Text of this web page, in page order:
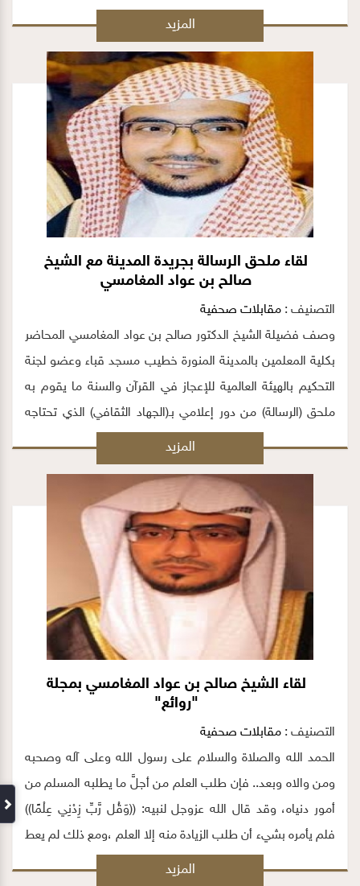
المزيد
لقاء ملحق الرسالة بجريدة المدينة مع الشيخ
صالح بن عواد المغامسي
التصنيف : مقابلات صحفية
وصف فضيلة الشيخ الدكتور صالح بن عواد المغامسي المحاضر
بكلية المعلمين بالمدينة المنورة خطيب مسجد قباء وعضو لجنة
التحكيم بالهيئة العالمية للإعجاز في القرآن والسنة ما يقوم به
ملحق (الرسالة) من دور إعلامي بـ(الجهاد الثقافي) الذي تحتاجه
المزيد
لقاء الشيخ صالح بن عواد المغامسي بمجلة
"روائع"
التصنيف : مقابلات صحفية
الحمد الله والصلاة والسلام على رسول الله وعلى آله وصحبه
ومن والاه وبعد.. فإن طلب العلم من أجلَّ ما يطلبه المسلم من
أمور دنياه، وقد قال الله عزوجل لنبيه: ((وَقُل رَّبِّ زِدْنِي عِلْمًا))
فلم يأمره بشيء أن طلب الزيادة منه إلا العلم ،ومع ذلك لم يعط
نبيه الطريقة التي يطلب بها العلم ما دام غلب عل ظنه أنه الحق
المزيد